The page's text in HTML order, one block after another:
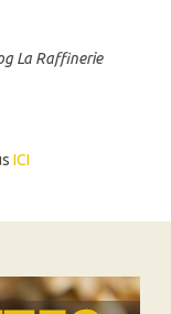
La Raffinerie
ICI